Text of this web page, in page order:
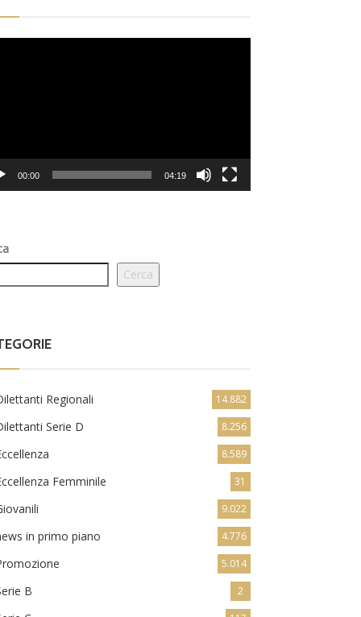
00:00 04:19
Cerca
Regionali 14.882
Serie D 8.256
8.589
Femminile 31
9.022
in primo piano 4.776
5.014
B 2